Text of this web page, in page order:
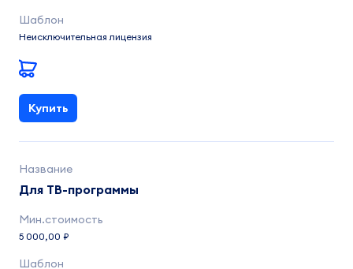
Неисключительная лицензия
Купить
Для ТВ-программы
5 000,00 ₽